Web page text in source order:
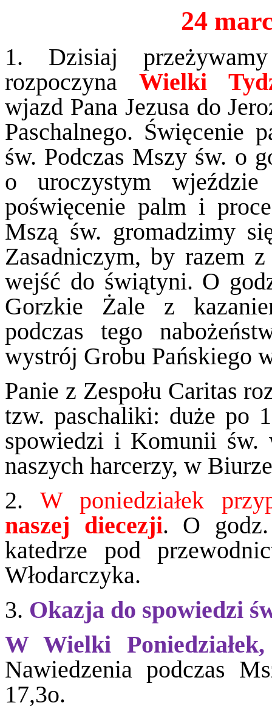
24
1. Dzisiaj
rozpoczyna Wielki
wjazd Pana Jezusa do
Paschalnego. Święcenie
św. Podczas Mszy św. o
o uroczystym
poświęcenie palm i
Mszą św. gromadzimy
Zasadniczym, by razem
wejść do świątyni. O
Gorzkie Żale z
podczas tego
wystrój Grobu Pańskiego
Panie z Zespołu Caritas
tzw. paschaliki: duże po
spowiedzi i Komunii św.
naszych harcerzy, w
2. W poniedziałek
naszej diecezji. O
katedrze pod
Włodarczyka.
3. Okazja do spowiedzi
W Wielki
Nawiedzenia podczas
17,3o.